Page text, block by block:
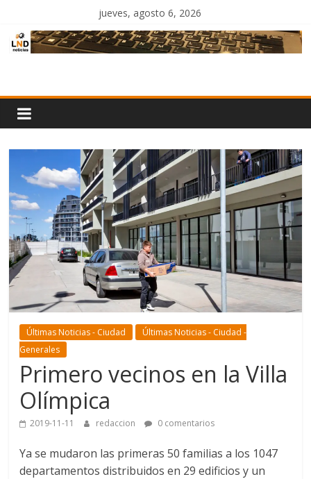
contenido
jueves, agosto 6, 2026
Noticias
Últimas Noticias - Ciudad
Últimas Noticias - Ciudad -
Generales
Primero vecinos en la Villa
Olímpica
2019-11-11 redaccion 0 comentarios
Ya se mudaron las primeras 50 familias a los 1047
departamentos distribuidos en 29 edificios y un